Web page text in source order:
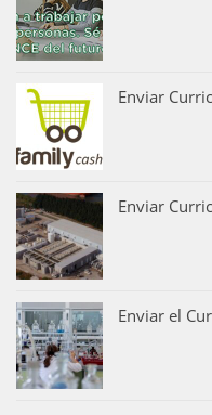
Enviar
Enviar
Enviar el